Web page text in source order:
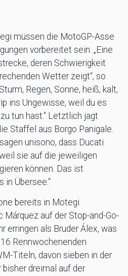
müssen die MotoGP-Asse
vorbereitet sein. „Eine
deren Schwierigkeit
Wetter zeigt“, so
Regen, Sonne, heiß, kalt,
ins Ungewisse, weil du es
tun hast.“ Letztlich jagt
Staffel aus Borgo Panigale.
unisono, dass Ducati
sie auf die jeweiligen
können. Das ist
in Übersee.“
bereits in Motegi
auf der Stop-and-Go-
erringen als Bruder Álex, was
Rennwochenenden
Titeln, davon sieben in der
bisher dreimal auf der